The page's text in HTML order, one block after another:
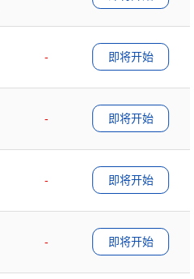
-
即将开始
-
即将开始
-
即将开始
-
即将开始